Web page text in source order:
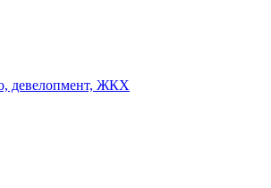
девелопмент, ЖКХ